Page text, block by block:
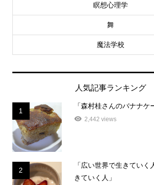
瞑想心理学
舞
魔法学校
人気記事ランキング
1
「森村桂さんのバナナケ
2,442 views
2
「広い世界で生きてい
きていく人」